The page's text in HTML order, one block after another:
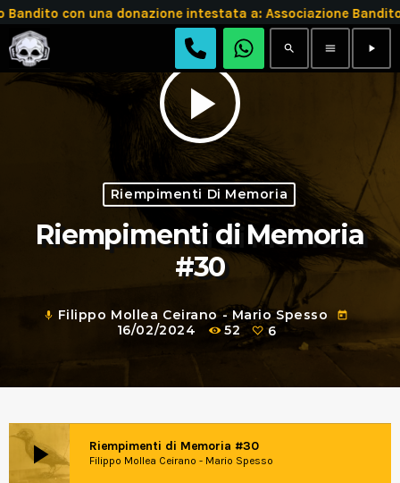
con una donazione intestata a: Associazione Bandito
search menu play_arrow
play_arrow
Riempimenti Di Memoria
Riempimenti di Memoria
#30
mic Filippo Mollea Ceirano - Mario Spesso today
16/02/2024 52 6
play_arrow Riempimenti di Memoria #30
Filippo Mollea Ceirano - Mario Spesso